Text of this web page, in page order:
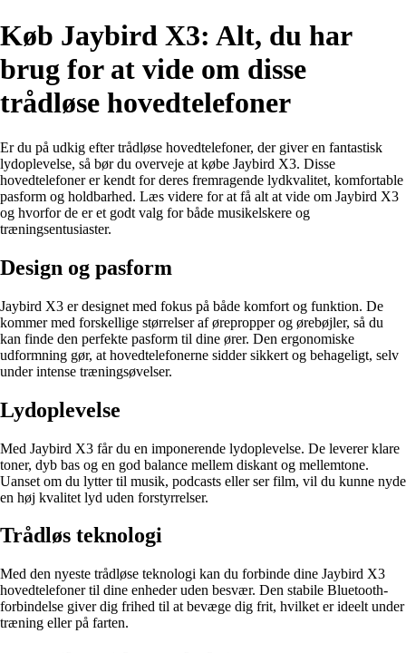
Køb Jaybird X3: Alt, du har
brug for at vide om disse
trådløse hovedtelefoner
Er du på udkig efter trådløse hovedtelefoner, der giver en fantastisk
lydoplevelse, så bør du overveje at købe Jaybird X3. Disse
hovedtelefoner er kendt for deres fremragende lydkvalitet, komfortable
pasform og holdbarhed. Læs videre for at få alt at vide om Jaybird X3
og hvorfor de er et godt valg for både musikelskere og
træningsentusiaster.
Design og pasform
Jaybird X3 er designet med fokus på både komfort og funktion. De
kommer med forskellige størrelser af ørepropper og ørebøjler, så du
kan finde den perfekte pasform til dine ører. Den ergonomiske
udformning gør, at hovedtelefonerne sidder sikkert og behageligt, selv
under intense træningsøvelser.
Lydoplevelse
Med Jaybird X3 får du en imponerende lydoplevelse. De leverer klare
toner, dyb bas og en god balance mellem diskant og mellemtone.
Uanset om du lytter til musik, podcasts eller ser film, vil du kunne nyde
en høj kvalitet lyd uden forstyrrelser.
Trådløs teknologi
Med den nyeste trådløse teknologi kan du forbinde dine Jaybird X3
hovedtelefoner til dine enheder uden besvær. Den stabile Bluetooth-
forbindelse giver dig frihed til at bevæge dig frit, hvilket er ideelt under
træning eller på farten.